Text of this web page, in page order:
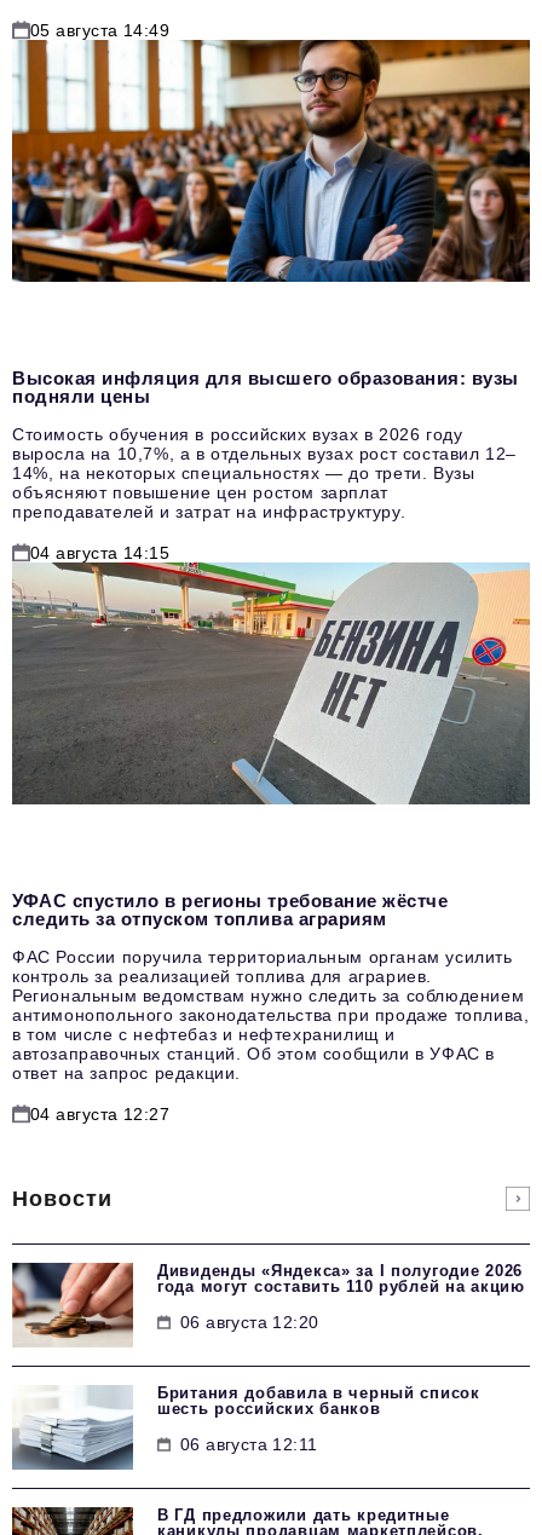
05 августа 14:49
Высокая инфляция для высшего образования: вузы
подняли цены
Стоимость обучения в российских вузах в 2026 году
выросла на 10,7%, а в отдельных вузах рост составил 12–
14%, на некоторых специальностях — до трети. Вузы
объясняют повышение цен ростом зарплат
преподавателей и затрат на инфраструктуру.
04 августа 14:15
УФАС спустило в регионы требование жёстче
следить за отпуском топлива аграриям
ФАС России поручила территориальным органам усилить
контроль за реализацией топлива для аграриев.
Региональным ведомствам нужно следить за соблюдением
антимонопольного законодательства при продаже топлива,
в том числе с нефтебаз и нефтехранилищ и
автозаправочных станций. Об этом сообщили в УФАС в
ответ на запрос редакции.
04 августа 12:27
Новости
Дивиденды «Яндекса» за I полугодие 2026
года могут составить 110 рублей на акцию
06 августа 12:20
Британия добавила в черный список
шесть российских банков
06 августа 12:11
В ГД предложили дать кредитные
каникулы продавцам маркетплейсов,